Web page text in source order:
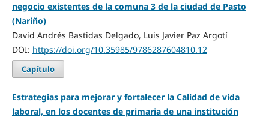
negocio existentes de la comuna 3 de la ciudad de Pasto
(Nariño)
David Andrés Bastidas Delgado, Luis Javier Paz Argotí
DOI: https://doi.org/10.35985/9786287604810.12
Capítulo
Estrategias para mejorar y fortalecer la Calidad de vida
laboral, en los docentes de primaria de una institución